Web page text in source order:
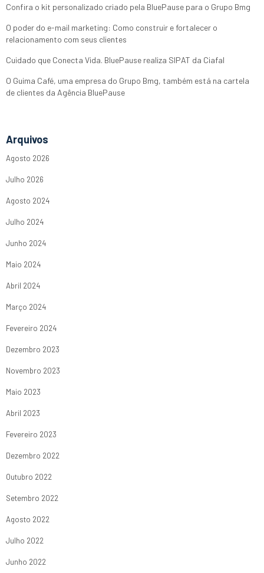
Confira o kit personalizado criado pela BluePause para o Grupo Bmg
O poder do e-mail marketing: Como construir e fortalecer o
relacionamento com seus clientes
Cuidado que Conecta Vida. BluePause realiza SIPAT da Ciafal
O Guima Café, uma empresa do Grupo Bmg, também está na cartela
de clientes da Agência BluePause
Arquivos
Agosto 2026
Julho 2026
Agosto 2024
Julho 2024
Junho 2024
Maio 2024
Abril 2024
Março 2024
Fevereiro 2024
Dezembro 2023
Novembro 2023
Maio 2023
Abril 2023
Fevereiro 2023
Dezembro 2022
Outubro 2022
Setembro 2022
Agosto 2022
Julho 2022
Junho 2022